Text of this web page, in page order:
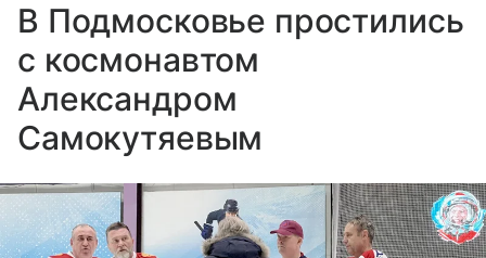
В Подмосковье простились
с космонавтом
Александром
Самокутяевым